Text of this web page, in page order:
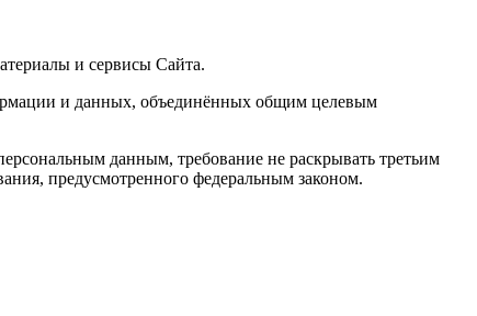
и сервисы Сайта.
и данных, объединённых общим целевым
данным, требование не раскрывать третьим
предусмотренного федеральным законом.